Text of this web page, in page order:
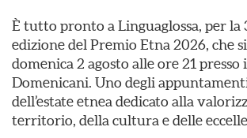
È tutto pronto a Linguaglossa, per la
edizione del Premio Etna 2026, che
domenica 2 agosto alle ore 21
Domenicani. Uno degli
dell’estate etnea dedicato alla
territorio, della cultura e delle